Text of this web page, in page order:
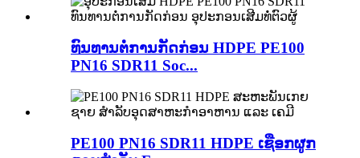
ທົນທານຕໍ່ການກັດກ່ອນ HDPE PE100
PN16 SDR11 Soc...
PE100 PN16 SDR11 HDPE ເຊືອກຜູກ